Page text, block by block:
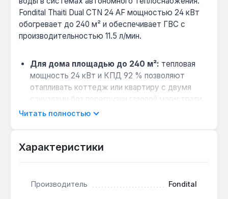
Fondital Thaiti Dual CTN 24 AF мощностью 24 кВт
обогревает до 240 м² и обеспечивает ГВС с
производительностью 11.5 л/мин.
Для дома площадью до 240 м²: тепловая
мощность 24 кВт и КПД 92 % позволяют
отапливать коттедж или квартиру с двумя
санузлами без перегрузки газовой магистрали.
Выбор между природным и сжиженным
подходит для негазифицированных посёлков.
первичный + нержавеющий пластинчатый)
Читать полностью
Характеристики
Производитель Fondital